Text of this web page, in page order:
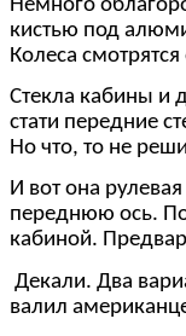
Немного
кистью под
Колеса
Стекла кабины и
стати передние
Но что, то не
И вот она
переднюю ось.
кабиной.
Декали. Два
валил